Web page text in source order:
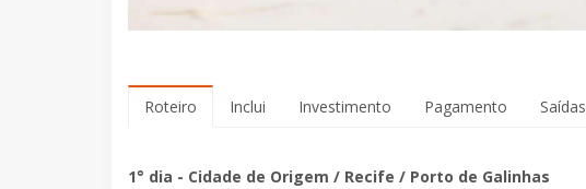
Roteiro Inclui Investimento Pagamento Saídas
1° dia - Cidade de Origem / Recife / Porto de Galinhas